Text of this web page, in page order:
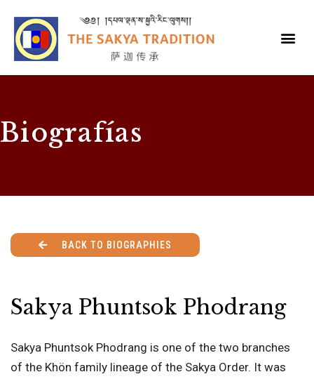
Biografías
BACK TO BIOGRAPHIES
Sakya Phuntsok Phodrang
Sakya Phuntsok Phodrang is one of the two branches
of the Khön family lineage of the Sakya Order. It was